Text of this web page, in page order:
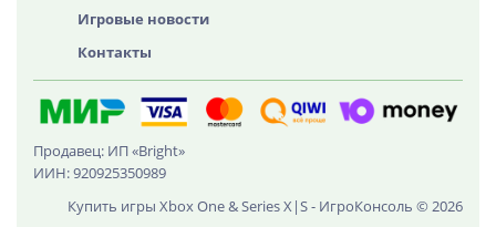
Игровые новости
Контакты
Продавец: ИП «Bright»
ИИН: 920925350989
Купить игры Xbox One & Series X|S - ИгроКонсоль © 2026